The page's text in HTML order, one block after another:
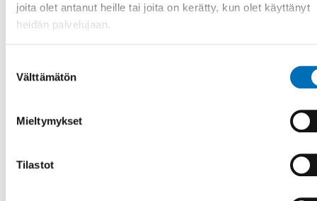
joita olet antanut heille tai joita on kerätty, kun olet käyttänyt
heidän palvelujaan.
valinta
Välttämätön
Mieltymykset
Tilastot